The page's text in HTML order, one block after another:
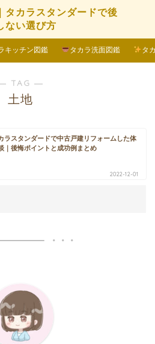
タカラスタンダードで後
ない選び方
キッチン図鑑 タカラ洗面図鑑 タ
TAG ―
土地
ラスタンダードで中古戸建リフォームした体
｜後悔ポイントと成功例まとめ
2022-12-01